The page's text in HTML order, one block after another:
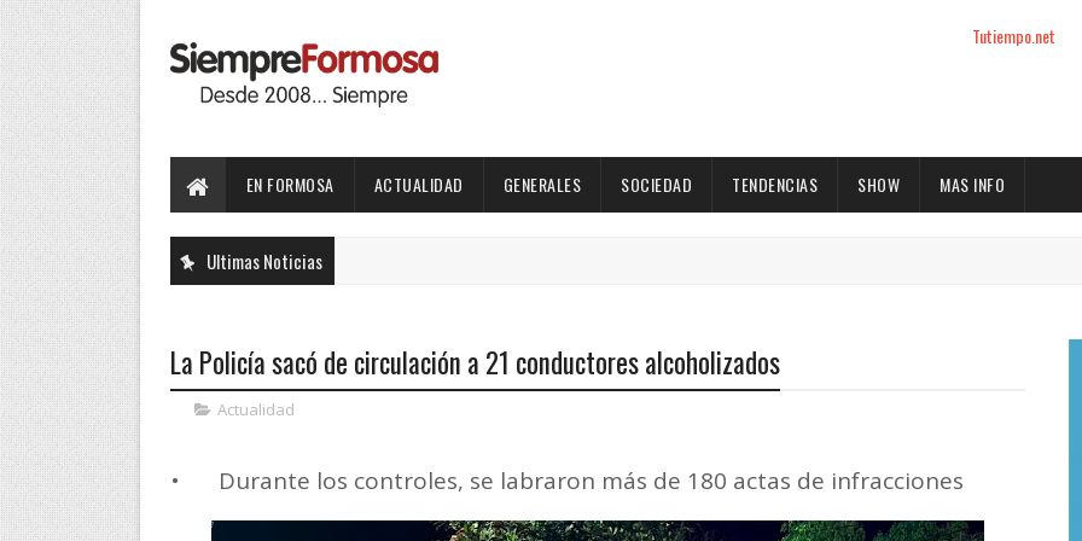
Tutiempo.net
EN FORMOSA ACTUALIDAD GENERALES SOCIEDAD TENDENCIAS SHOW MAS INFO
Ultimas Noticias
La Policía sacó de circulación a 21 conductores alcoholizados
Actualidad
• Durante los controles, se labraron más de 180 actas de infracciones